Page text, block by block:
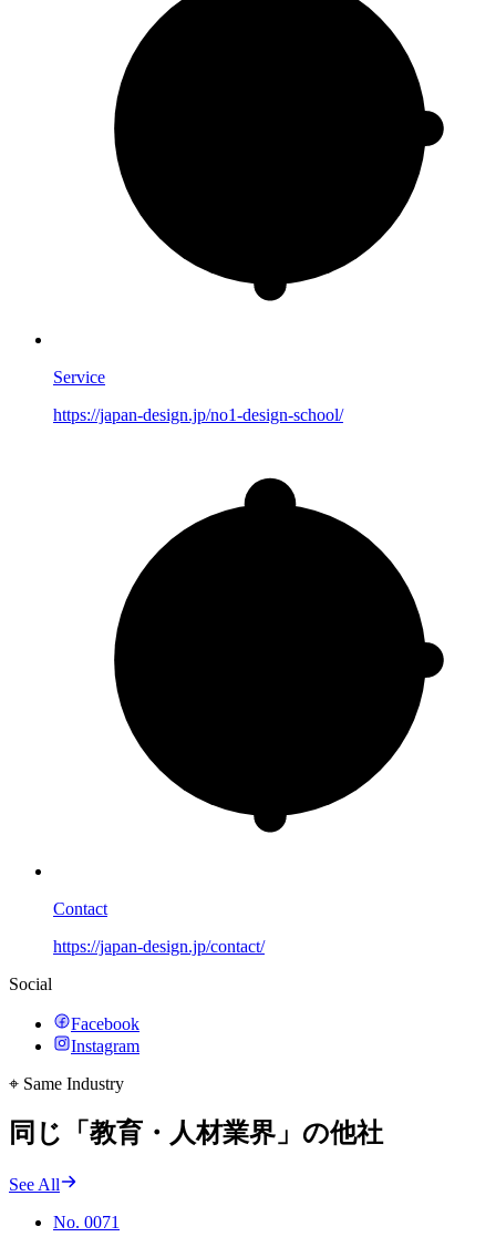
Service
https://japan-design.jp/no1-design-school/
Contact
https://japan-design.jp/contact/
Social
Facebook
Instagram
⌖ Same Industry
同じ「教育・人材業界」の他社
See All
No. 0071